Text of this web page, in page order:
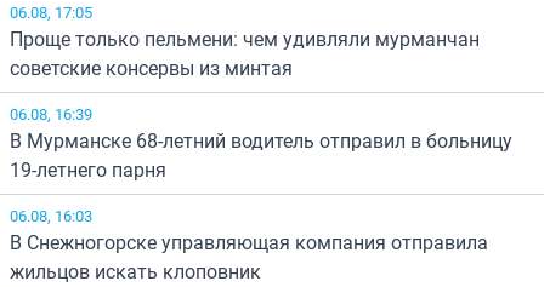
06.08, 17:05
Проще только пельмени: чем удивляли мурманчан
советские консервы из минтая
06.08, 16:39
В Мурманске 68-летний водитель отправил в больницу
19-летнего парня
06.08, 16:03
В Снежногорске управляющая компания отправила
жильцов искать клоповник